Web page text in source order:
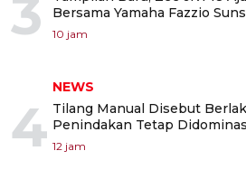
3
Bersama Yamaha Fazzio
10 jam
4
NEWS
Tilang Manual Disebut
Penindakan Tetap
12 jam